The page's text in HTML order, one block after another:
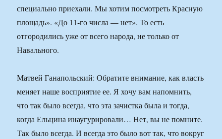
специально приехали. Мы хотим посмотреть Красную
площадь». «До 11-го числа — нет». То есть
отгородились уже от всего народа, не только от
Навального.
Матвей Ганапольский: Обратите внимание, как власть
меняет наше восприятие ее. Я хочу вам напомнить,
что так было всегда, что эта зачистка была и тогда,
когда Ельцина инаугурировали… Нет, вы не помните.
Так было всегда. И всегда это было вот так, что вокруг